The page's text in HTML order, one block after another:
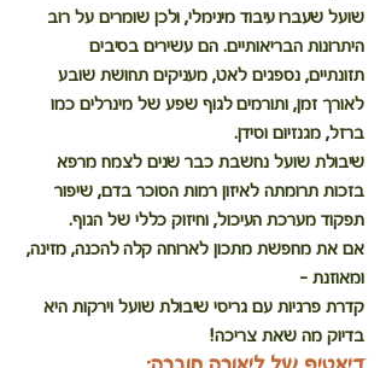
שועל שעברו עיבוד מינימלי, ולכן שומרים על רוב
היתרונות הבריאותיים. הם עשירים בסיבים
תזונתיים, נספגים לאט, מעניקים תחושת שובע
לאורך זמן, ותורמים לגוף שפע של מינרלים כמו
ברזל, מגנזיום וסידן.
שיבולת שועל נחשבת כבר שנים לצמח מרפא
בזכות תרומתה לאיזון רמות הסוכר בדם, שיפור
תפקוד מערכת העיכול, וחיזוק כללי של הגוף.
אם את מחפשת מתכון לארוחה קלה להכנה, מזינה,
ומאוזנת –
קדרת פרגיות עם גריסי שיבולת שועל וירקות היא
בדיוק מה שאת צריכה!